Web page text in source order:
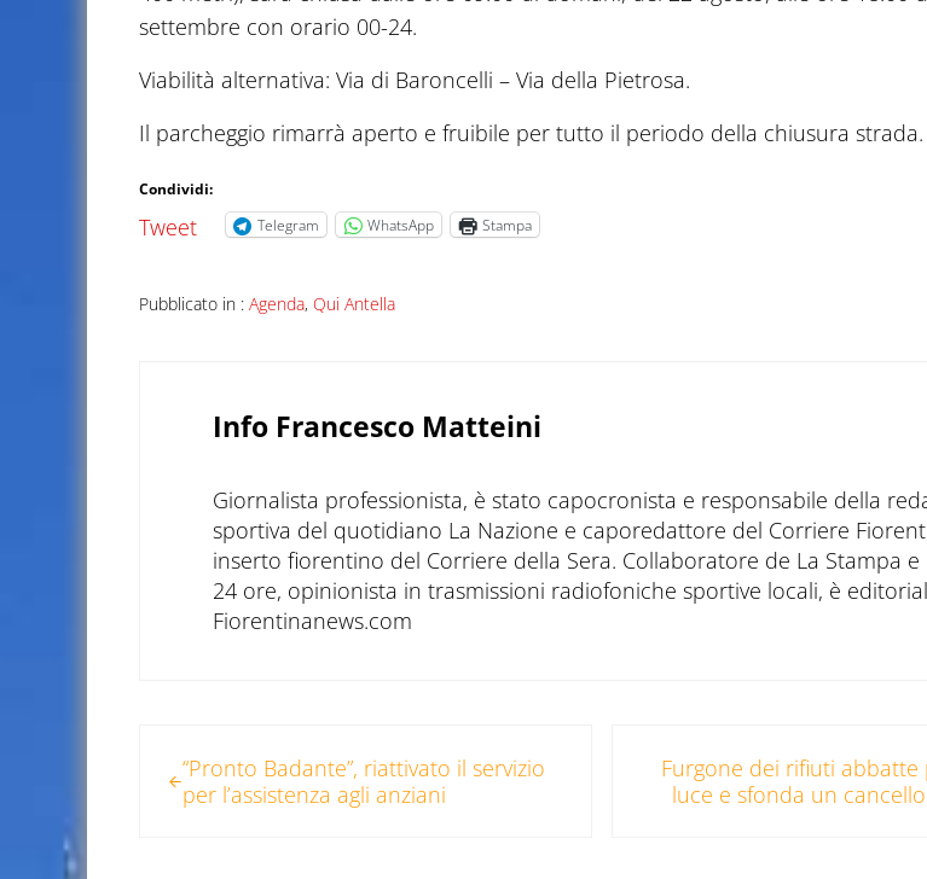
settembre con orario 00-24.
Viabilità alternativa: Via di Baroncelli – Via della Pietrosa.
Il parcheggio rimarrà aperto e fruibile per tutto il periodo della chiusura strada.
Condividi:
Tweet Telegram WhatsApp Stampa
Pubblicato in : Agenda, Qui Antella
Info Francesco Matteini
Giornalista professionista, è stato capocronista e responsabile della
sportiva del quotidiano La Nazione e caporedattore del Corriere
inserto fiorentino del Corriere della Sera. Collaboratore de La Stampa e
24 ore, opinionista in trasmissioni radiofoniche sportive locali, è
Fiorentinanews.com
“Pronto Badante”, riattivato il servizio
per l’assistenza agli anziani
Furgone dei rifiuti abbatte
luce e sfonda un